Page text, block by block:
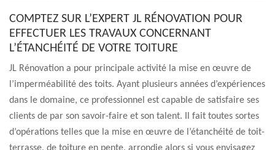
COMPTEZ SUR L’EXPERT JL RÉNOVATION POUR
EFFECTUER LES TRAVAUX CONCERNANT
L’ÉTANCHÉITÉ DE VOTRE TOITURE
JL Rénovation a pour principale activité la mise en œuvre de
l’imperméabilité des toits. Ayant plusieurs années d’expériences
dans le domaine, ce professionnel est capable de satisfaire ses
clients de par son savoir-faire et son talent. Il fait toutes sortes
d’opérations telles que la mise en œuvre de l’étanchéité de toit-